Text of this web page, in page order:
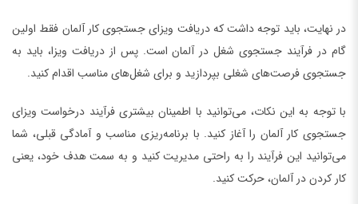
در نهایت، باید توجه داشت که دریافت ویزای جستجوی کار آلمان فقط اولین
گام در فرآیند جستجوی شغل در آلمان است. پس از دریافت ویزا، باید به
جستجوی فرصت‌های شغلی بپردازید و برای شغل‌های مناسب اقدام کنید.
با توجه به این نکات، می‌توانید با اطمینان بیشتری فرآیند درخواست ویزای
جستجوی کار آلمان را آغاز کنید. با برنامه‌ریزی مناسب و آمادگی قبلی، شما
می‌توانید این فرآیند را به راحتی مدیریت کنید و به سمت هدف خود، یعنی
کار کردن در آلمان، حرکت کنید.